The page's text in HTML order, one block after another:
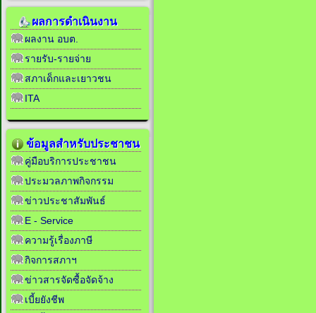
ผลการดำเนินงาน
ผลงาน อบต.
รายรับ-รายจ่าย
สภาเด็กและเยาวชน
ITA
ข้อมูลสำหรับประชาชน
คู่มือบริการประชาชน
ประมวลภาพกิจกรรม
ข่าวประชาสัมพันธ์
E - Service
ความรู้เรื่องภาษี
กิจการสภาฯ
ข่าวสารจัดซื้อจัดจ้าง
เบี้ยยังชีพ